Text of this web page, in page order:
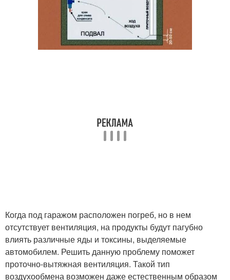
Когда под гаражом расположен погреб, но в нем
отсутствует вентиляция, на продукты будут пагубно
влиять различные яды и токсины, выделяемые
автомобилем. Решить данную проблему поможет
проточно-вытяжная вентиляция. Такой тип
воздухообмена возможен даже естественным образом